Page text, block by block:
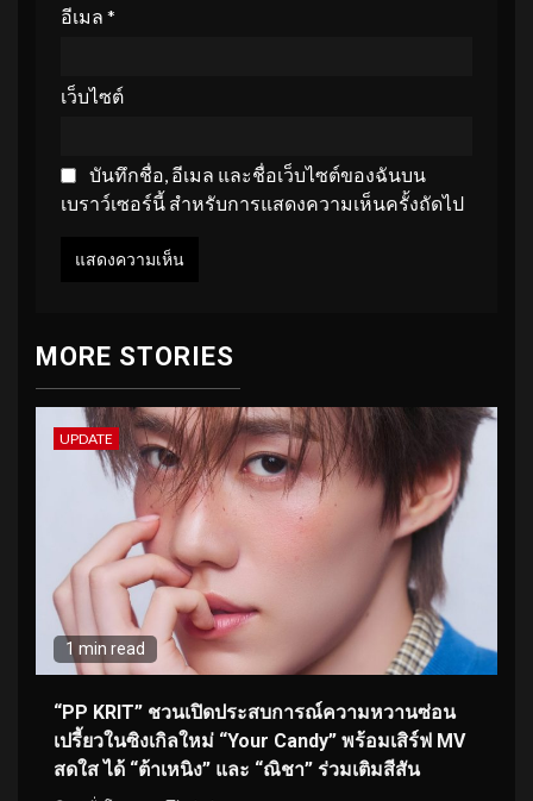
อีเมล *
เว็บไซต์
บันทึกชื่อ, อีเมล และชื่อเว็บไซต์ของฉันบน
เบราว์เซอร์นี้ สำหรับการแสดงความเห็นครั้งถัดไป
MORE STORIES
UPDATE
1 min read
“PP KRIT” ชวนเปิดประสบการณ์ความหวานซ่อน
เปรี้ยวในซิงเกิลใหม่ “Your Candy” พร้อมเสิร์ฟ MV
สดใส ได้ “ต้าเหนิง” และ “ณิชา” ร่วมเติมสีสัน